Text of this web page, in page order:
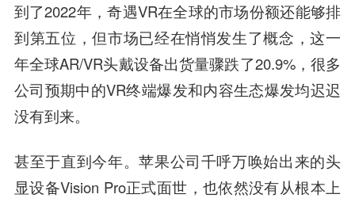
到了2022年，奇遇VR在全球的市场份额还能够排
到第五位，但市场已经在悄悄发生了概念，这一
年全球AR/VR头戴设备出货量骤跌了20.9%，很多
公司预期中的VR终端爆发和内容生态爆发均迟迟
没有到来。
甚至于直到今年。苹果公司千呼万唤始出来的头
显设备Vision Pro正式面世，也依然没有从根本上